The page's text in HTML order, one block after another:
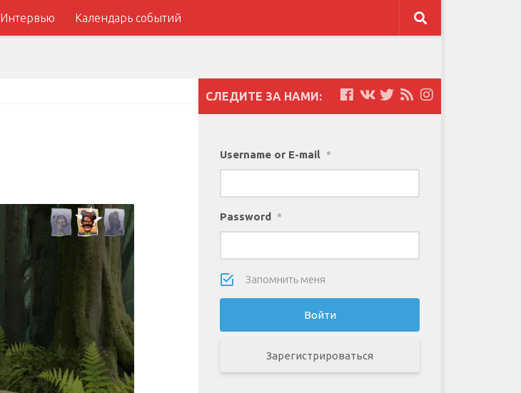
Интервью Календарь событий
СЛЕДИТЕ ЗА НАМИ:
Username or E-mail *
Password *
Запомнить меня
Зарегистрироваться